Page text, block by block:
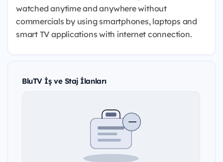
watched anytime and anywhere without
commercials by using smartphones, laptops and
smart TV applications with internet connection.
BluTV İş ve Staj İlanları